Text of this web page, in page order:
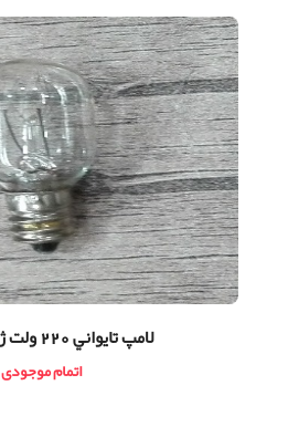
لامپ تايواني 220 ولت ژانومه ژاپن
اتمام موجودی